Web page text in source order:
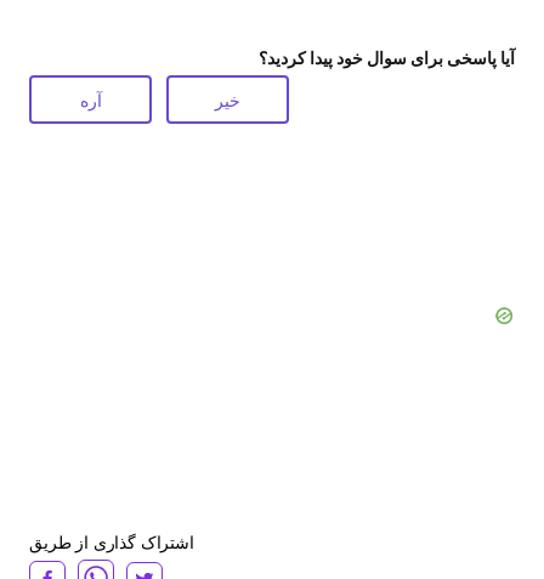
آیا پاسخی برای سوال خود پیدا کردید؟
آره خیر
اشتراک گذاری از طریق